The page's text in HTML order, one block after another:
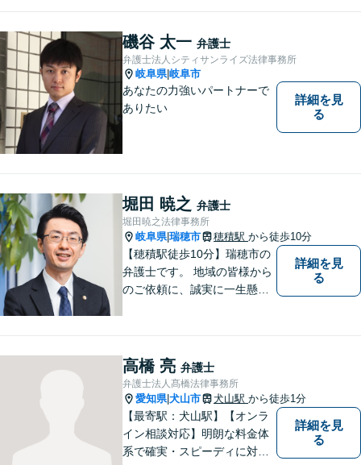
てサポートさせて頂きます。
お気軽にご相談下さい。
磯谷 太一 弁護士
弁護士法人シティサンライズ法律事務所
岐阜県|岐阜市
あなたの力強いパートナーで
ありたい
詳細を見
る
堀田 暁之 弁護士
堀田暁之法律事務所
岐阜県|瑞穂市 穂積駅 から徒歩10分
【穂積駅徒歩10分】瑞穂市の
弁護士です。 地域の皆様から
のご依頼に、誠実に一生懸命
はじめとする民事事件に対応
してきました。お気軽にお電
話ください【駐車場完備】
詳細を見
る
高橋 亮 弁護士
弁護士法人髙橋法律事務所
愛知県|犬山市 犬山駅 から徒歩1分
【最寄駅：犬山駅】【オンラ
イン相談対応】明朗な料金体
系で確実・スピーディに対応
詳細を見
る